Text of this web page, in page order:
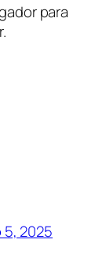
para
2025